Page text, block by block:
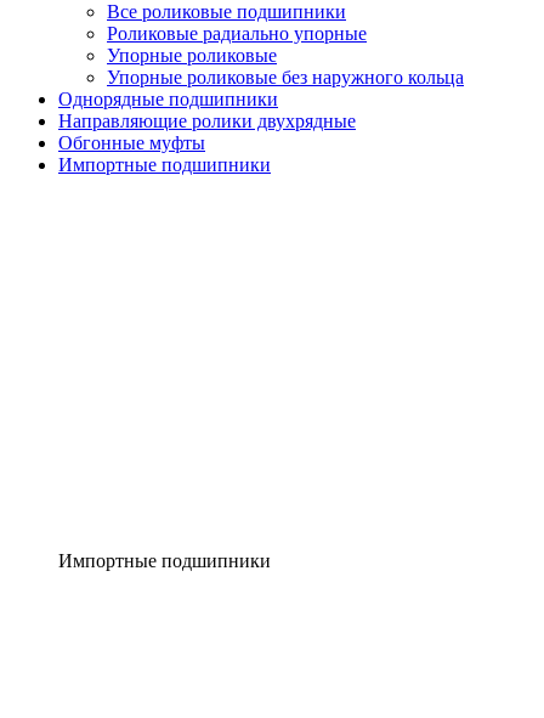
Все роликовые подшипники
Роликовые радиально упорные
Упорные роликовые
Упорные роликовые без наружного кольца
Однорядные подшипники
Направляющие ролики двухрядные
Обгонные муфты
Импортные подшипники
Импортные подшипники